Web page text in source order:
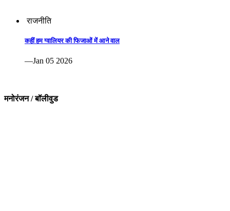
कहीं हम ग्वालियर की फिजाओं में आने वाल
—Jan 05 2026
मनोरंजन / बॉलीवुड